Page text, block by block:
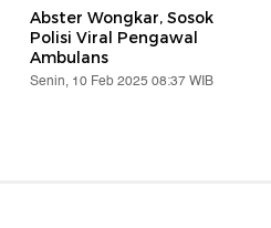
Abster Wongkar, Sosok
Polisi Viral Pengawal
Ambulans
Senin, 10 Feb 2025 08:37 WIB